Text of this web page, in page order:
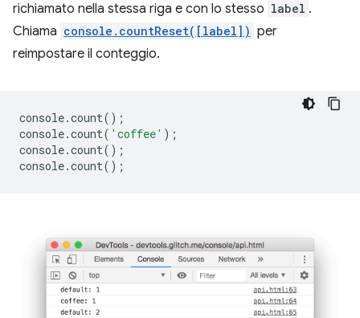
richiamato nella stessa riga e con lo stesso label .
Chiama console.countReset([label]) per
reimpostare il conteggio.
console.count();
console.count( 'coffee' );
console.count();
console.count();